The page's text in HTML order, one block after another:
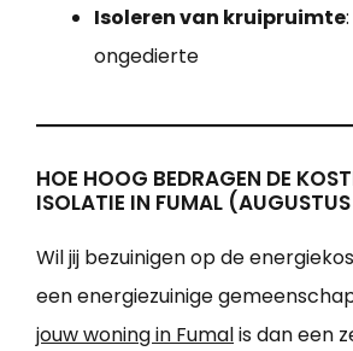
Isoleren van kruipruimte
ongedierte
HOE HOOG BEDRAGEN DE
ISOLATIE IN FUMAL
Wil jij bezuinigen op de
een energiezuinige
jouw woning in Fumalis dan een